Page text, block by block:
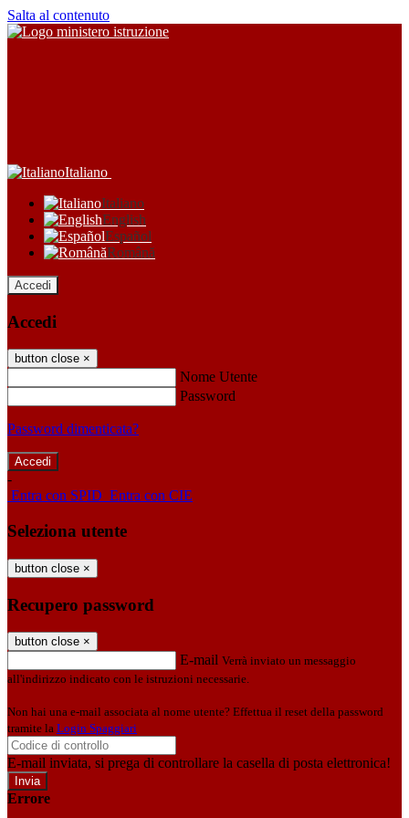
Salta al contenuto
Italiano
Italiano
English
Español
Română
Accedi
Accedi
button close ×
Nome Utente
Password
Password dimenticata?
-
Entra con SPID Entra con CIE
Seleziona utente
button close ×
Recupero password
button close ×
E-mail Verrà inviato un messaggio
all'indirizzo indicato con le istruzioni necessarie.
Non hai una e-mail associata al nome utente? Effettua il reset della password
tramite la Login Spaggiari
E-mail inviata, si prega di controllare la casella di posta elettronica!
Errore